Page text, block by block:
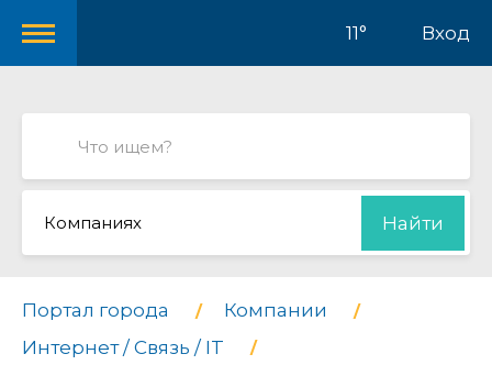
11° Вход
Компаниях Найти
Портал города
Компании
Интернет / Связь / IT